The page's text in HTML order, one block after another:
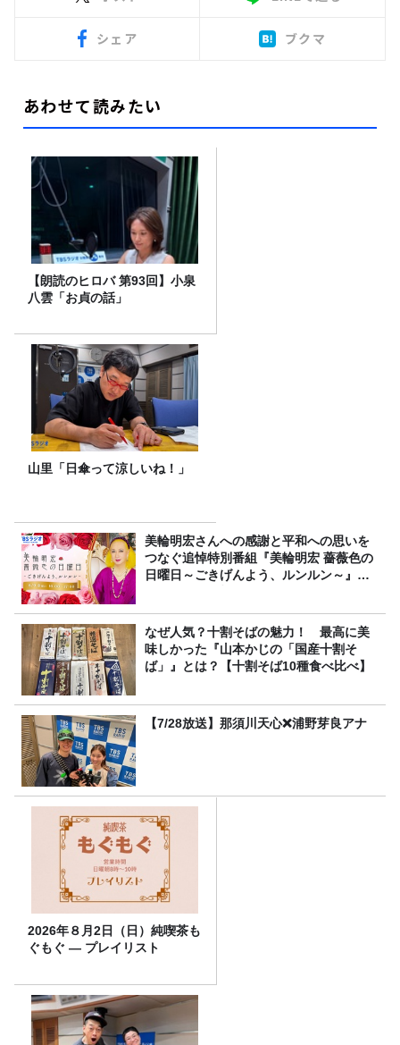
シェア ブクマ
あわせて読みたい
【朗読のヒロバ 第93回】小泉
八雲「お貞の話」
山里「日傘って涼しいね！」
美輪明宏さんへの感謝と平和への思いを
つなぐ追悼特別番組『美輪明宏 薔薇色の
日曜日～ごきげんよう、ルンルン～』
なぜ人気？十割そばの魅力！ 最高に美
味しかった『山本かじの「国産十割そ
ば」』とは？【十割そば10種食べ比べ】
【7/28放送】那須川天心❌浦野芽良アナ
2026年８月2日（日）純喫茶も
ぐもぐ ― プレイリスト